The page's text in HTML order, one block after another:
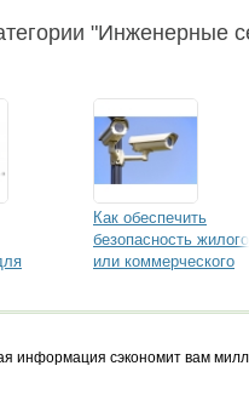
Full HD при 50 к/с и
"Инженерные
Как обеспечить
безопасность жилого
или коммерческого
информация сэкономит вам